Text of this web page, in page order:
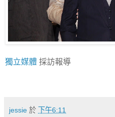
獨立媒體 採訪報導
jessie 於 下午6:11